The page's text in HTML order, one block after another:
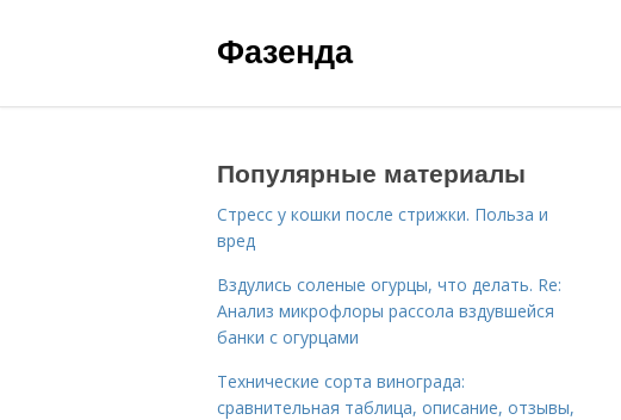
Фазенда
Популярные материалы
Стресс у кошки после стрижки. Польза и
вред
Вздулись соленые огурцы, что делать. Re:
Анализ микрофлоры рассола вздувшейся
банки с огурцами
Технические сорта винограда:
сравнительная таблица, описание, отзывы,